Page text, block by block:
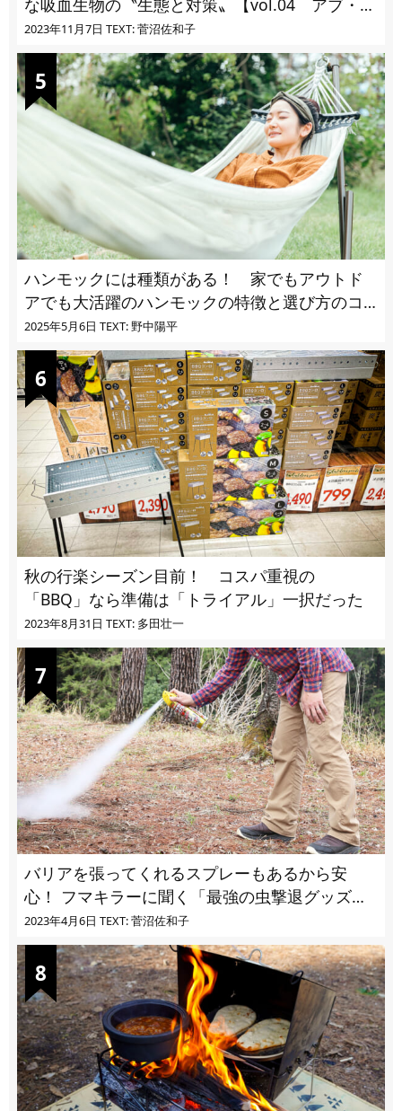
な吸血生物の〝生態と対策〟【vol.04 アブ・ブ
ユ・ヌカカ】
2023年11月7日 TEXT: 菅沼佐和子
ハンモックには種類がある！ 家でもアウトド
アでも大活躍のハンモックの特徴と選び方のコ
ツとは
2025年5月6日 TEXT: 野中陽平
秋の行楽シーズン目前！ コスパ重視の
「BBQ」なら準備は「トライアル」一択だった
2023年8月31日 TEXT: 多田壮一
バリアを張ってくれるスプレーもあるから安
心！ フマキラーに聞く「最強の虫撃退グッズ
vol.4」【キャンプサイトで使う虫よけ】
2023年4月6日 TEXT: 菅沼佐和子